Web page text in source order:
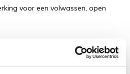
voor een volwassen, open
geleverd inclusief: